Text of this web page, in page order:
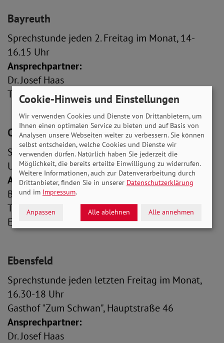
Bayreuth
Sprechstunde jeden 2. Freitag im Monat, 14-
16.15 Uhr
Ansprechpartner:
Dr. Josef Haas
Tel.: 09543-53 49
Coburg-Lautertal
Sprechstunde jeden 2. Do. im Monat, 16.30-18
Uhr
Ansprechpartnerin:
Barbara Hölzel
Telefon: 0170-52 73 691
E-Mail:
barbarahoelzel(at)freenet.de
Ebensfeld
Sprechstunde jeden letzten Freitag im Monat,
16.30-18 Uhr
Gasthof "Zum Schwan", Hauptstraße 46
Ansprechpartner:
Dr. Josef Haas
Cookie-Hinweis und Einstellungen
Wir verwenden Cookies und Dienste von Drittanbietern, um
Ihnen einen optimalen Service zu bieten und auf Basis von
Analysen unsere Webseiten weiter zu verbessern. Sie können
selbst entscheiden, welche Cookies und Dienste wir
verwenden dürfen. Natürlich haben Sie jederzeit die
Möglichkeit, die bereits erteilte Einwilligung zu widerrufen.
Weitere Informationen, auch zur Datenverarbeitung durch
Drittanbieter, finden Sie in unserer Datenschutzerklärung
und im Impressum.
Anpassen Alle ablehnen Alle annehmen